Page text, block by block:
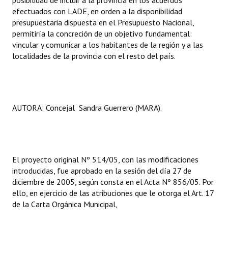
efectuados con LADE, en orden a la disponibilidad
presupuestaria dispuesta en el Presupuesto Nacional,
permitiría la concreción de un objetivo fundamental:
vincular y comunicar a los habitantes de la región y a las
localidades de la provincia con el resto del país.
AUTORA: Concejal Sandra Guerrero (MARA).
El proyecto original Nº 514/05, con las modificaciones
introducidas, fue aprobado en la sesión del día 27 de
diciembre de 2005, según consta en el Acta Nº 856/05. Por
ello, en ejercicio de las atribuciones que le otorga el Art. 17
de la Carta Orgánica Municipal,